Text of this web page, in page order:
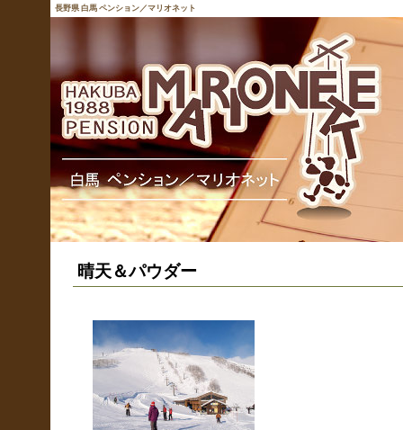
長野県 白馬 ペンション／マリオネット
晴天＆パウダー